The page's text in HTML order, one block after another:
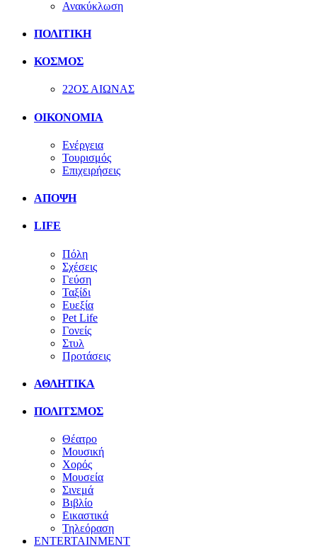
Ανακύκλωση
ΠΟΛΙΤΙΚΗ
ΚΟΣΜΟΣ
22ΟΣ ΑΙΩΝΑΣ
ΟΙΚΟΝΟΜΙΑ
Ενέργεια
Τουρισμός
Επιχειρήσεις
ΑΠΟΨΗ
LIFE
Πόλη
Σχέσεις
Γεύση
Ταξίδι
Ευεξία
Pet Life
Γονείς
Στυλ
Προτάσεις
ΑΘΛΗΤΙΚΑ
ΠΟΛΙΤΣΜΟΣ
Θέατρο
Μουσική
Χορός
Μουσεία
Σινεμά
Βιβλίο
Εικαστικά
Τηλεόραση
ENTERTAINMENT